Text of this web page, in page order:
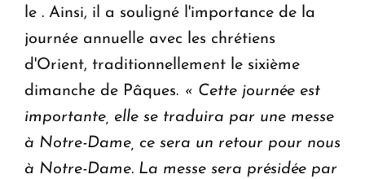
le . Ainsi, il a souligné l'importance de la
journée annuelle avec les chrétiens
d'Orient, traditionnellement le sixième
dimanche de Pâques. « Cette journée est
importante, elle se traduira par une messe
à Notre-Dame, ce sera un retour pour nous
à Notre-Dame. La messe sera présidée par